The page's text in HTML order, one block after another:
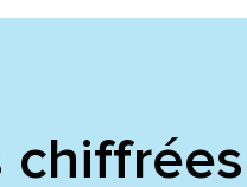
chiffrées